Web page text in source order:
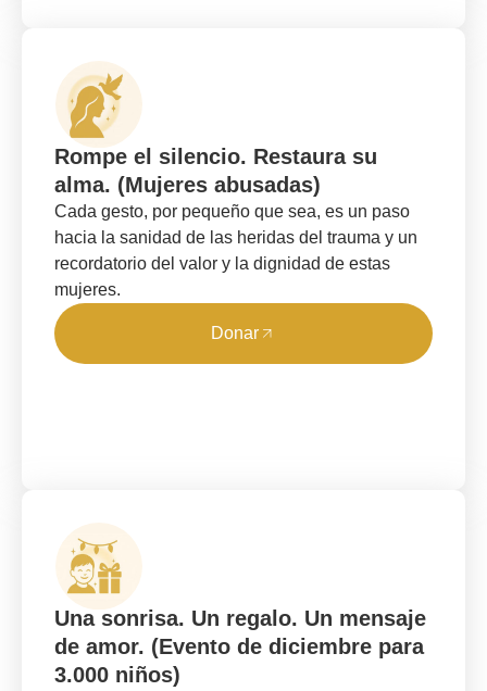
Rompe el silencio. Restaura su
alma. (Mujeres abusadas)
Cada gesto, por pequeño que sea, es un paso
hacia la sanidad de las heridas del trauma y un
recordatorio del valor y la dignidad de estas
mujeres.
Donar
Una sonrisa. Un regalo. Un mensaje
de amor. (Evento de diciembre para
3.000 niños)